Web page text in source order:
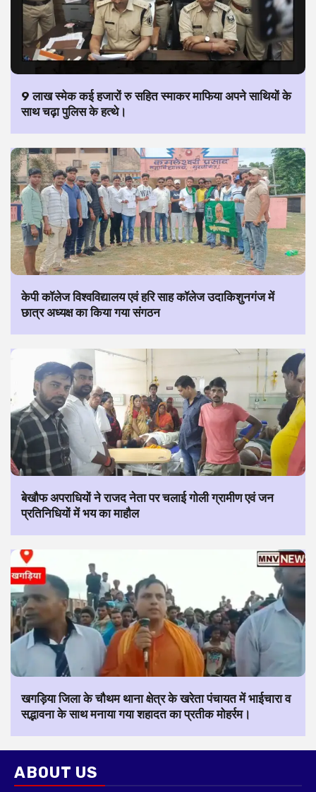
9 लाख स्मेक कई हजारों रु सहित स्माकर माफिया अपने साथियों के
साथ चढ़ा पुलिस के हत्थे।
केपी कॉलेज विश्वविद्यालय एवं हरि साह कॉलेज उदाकिशुनगंज में
छात्र अध्यक्ष का किया गया संगठन
बेखौफ अपराधियों ने राजद नेता पर चलाई गोली ग्रामीण एवं जन
प्रतिनिधियों में भय का माहौल
खगड़िया जिला के चौथम थाना क्षेत्र के खरेता पंचायत में भाईचारा व
सद्भावना के साथ मनाया गया शहादत का प्रतीक मोहर्रम।
ABOUT US